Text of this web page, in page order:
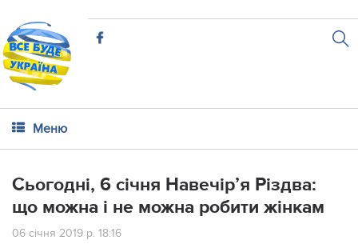
Меню
Сьогодні, 6 січня Навечір’я Різдва:
що можна і не можна робити жінкам
06 січня 2019 р. 18:16